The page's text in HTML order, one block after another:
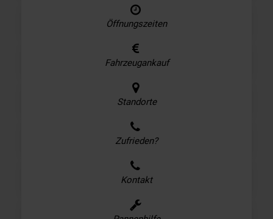
Öffnungszeiten
Fahrzeugankauf
Standorte
Zufrieden?
Kontakt